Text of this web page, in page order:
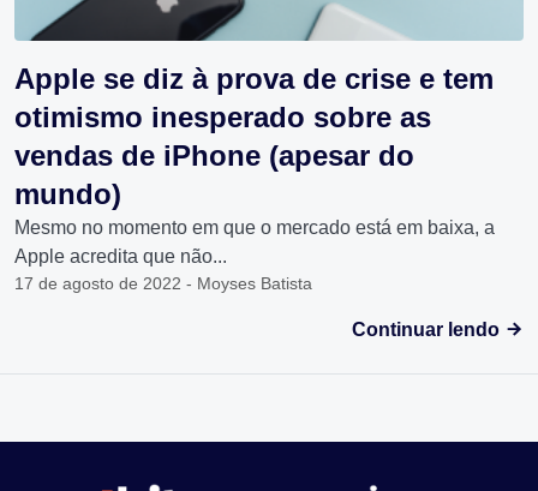
Apple se diz à prova de crise e tem
otimismo inesperado sobre as
vendas de iPhone (apesar do
mundo)
Mesmo no momento em que o mercado está em baixa, a
Apple acredita que não...
17 de agosto de 2022 - Moyses Batista
Continuar lendo